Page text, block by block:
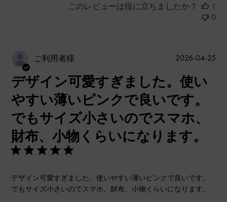
このレビューは役に立ちましたか？
1
0
ご利用者様
デザイン可愛すぎました。使い
やすい薄いピンクで良いです。
でもサイズ小さいのでスマホ、
財布、小物くらいになります。
デザイン可愛すぎました。使いやすい薄いピンクで良いです。
でもサイズ小さいのでスマホ、財布、小物くらいになります。
公
2026-04-25